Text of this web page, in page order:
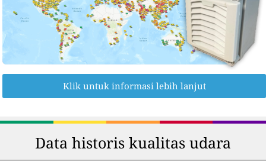
Klik untuk informasi lebih lanjut
Data historis kualitas udara